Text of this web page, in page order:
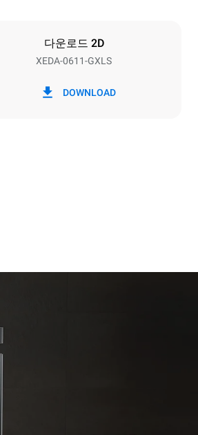
다운로드 2D
XEDA-0611-GXLS
DOWNLOAD